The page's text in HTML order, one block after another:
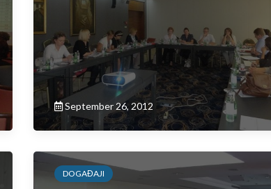
September 26, 2012
DOGAĐAJI